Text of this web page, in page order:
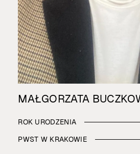
MAŁGORZATA
ROK URODZENIA
PWST W KRAKOWIE